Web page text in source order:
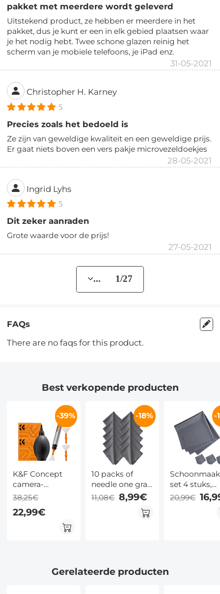
pakket met meerdere wordt geleverd
Uitstekend product, ze hebben er meerdere in het
pakket, dus je kunt er een in elk gebied plaatsen waar
je het nodig hebt. Twee schone glazen reinig het
scherm van je mobiele telefoons, je iPad enz.
31-05-2021
Christopher H. Karney
5
Precies zoals het bedoeld is
Ze zijn van geweldige kwaliteit en een geweldige prijs.
Er gaat niets boven een vers pakje microvezeldoekjes
28-05-2021
Ingrid Lyhs
5
Dit zeker aanraden
Grote waarde voor de prijs!
27-05-2021
... 1/27
FAQs
There are no faqs for this product.
Best verkopende producten
-39%
K&F Concept
camera-
reinigingsset, 6
stofzuigerdoek*2,
siliconen zwarte
luchtblaas voor
38,25€
22,99€
-18%
10 packs of
needle one gray
cleaning cloth
with K&F logo
11,08€ 8,99€
-
set 4 stuks,
40.6*40.6cm
20,99€
Gerelateerde producten